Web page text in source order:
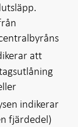
att
indikerar
fjärdedel)